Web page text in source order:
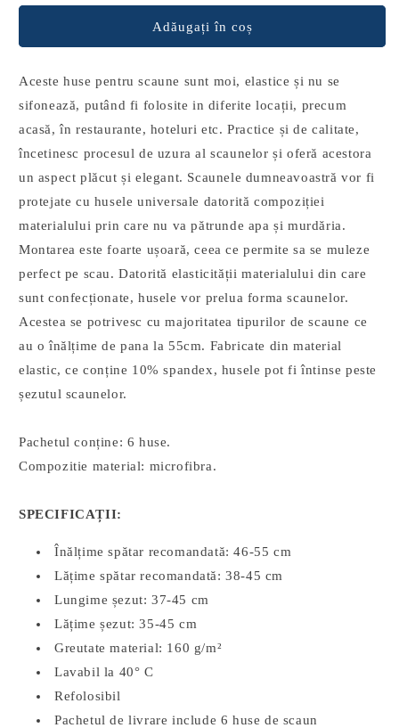
Adăugați în coș
Aceste huse pentru scaune sunt moi, elastice și nu se
sifonează, putând fi folosite in diferite locații, precum
acasă, în restaurante, hoteluri etc. Practice și de calitate,
încetinesc procesul de uzura al scaunelor și oferă acestora
un aspect plăcut și elegant. Scaunele dumneavoastră vor fi
protejate cu husele universale datorită compoziției
materialului prin care nu va pătrunde apa și murdăria.
Montarea este foarte ușoară, ceea ce permite sa se muleze
perfect pe scau. Datorită elasticității materialului din care
sunt confecționate, husele vor prelua forma scaunelor.
Acestea se potrivesc cu majoritatea tipurilor de scaune ce
au o înălțime de pana la 55cm. Fabricate din material
elastic, ce conține 10% spandex, husele pot fi întinse peste
șezutul scaunelor.
Pachetul conține: 6 huse.
Compozitie material: microfibra.
SPECIFICAȚII:
Înălțime spătar recomandată: 46-55 cm
Lățime spătar recomandată: 38-45 cm
Lungime șezut: 37-45 cm
Lățime șezut: 35-45 cm
Greutate material: 160 g/m²
Lavabil la 40° C
Refolosibil
Pachetul de livrare include 6 huse de scaun